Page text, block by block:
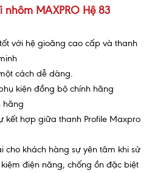
MAXPRO Hệ 83
với hệ gioăng cao cấp và thanh
cách dễ dàng.
kiện đồng bộ chính hãng
hãng
kết hợp giữa thanh Profile Maxpro
khách hàng sự yên tâm khi sử
điện năng, chống ồn đặc biệt